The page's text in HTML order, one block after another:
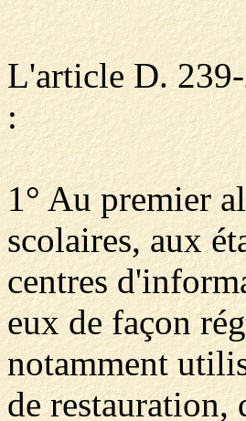
L'article D.
:
1° Au premier
scolaires, aux
centres
eux de façon
notamment
de